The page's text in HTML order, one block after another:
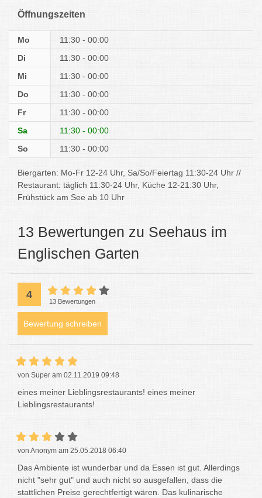
Öffnungszeiten
Mo
11:30 - 00:00
Di
11:30 - 00:00
Mi
11:30 - 00:00
Do
11:30 - 00:00
Fr
11:30 - 00:00
Sa
11:30 - 00:00
So
11:30 - 00:00
Biergarten: Mo-Fr 12-24 Uhr, Sa/So/Feiertag 11:30-24 Uhr //
Restaurant: täglich 11:30-24 Uhr, Küche 12-21:30 Uhr,
Frühstück am See ab 10 Uhr
13 Bewertungen zu Seehaus im
Englischen Garten
4
13 Bewertungen
Bewertung schreiben
von Super am 02.11.2019 09:48
eines meiner Lieblingsrestaurants! eines meiner
Lieblingsrestaurants!
von Anonym am 25.05.2018 06:40
Das Ambiente ist wunderbar und da Essen ist gut. Allerdings
nicht "sehr gut" und auch nicht so ausgefallen, dass die
stattlichen Preise gerechtfertigt wären. Das kulinarische